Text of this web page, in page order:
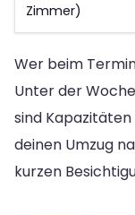
Zimmer)
Wer beim
Unter der
sind
deinen Umzug
kurzen